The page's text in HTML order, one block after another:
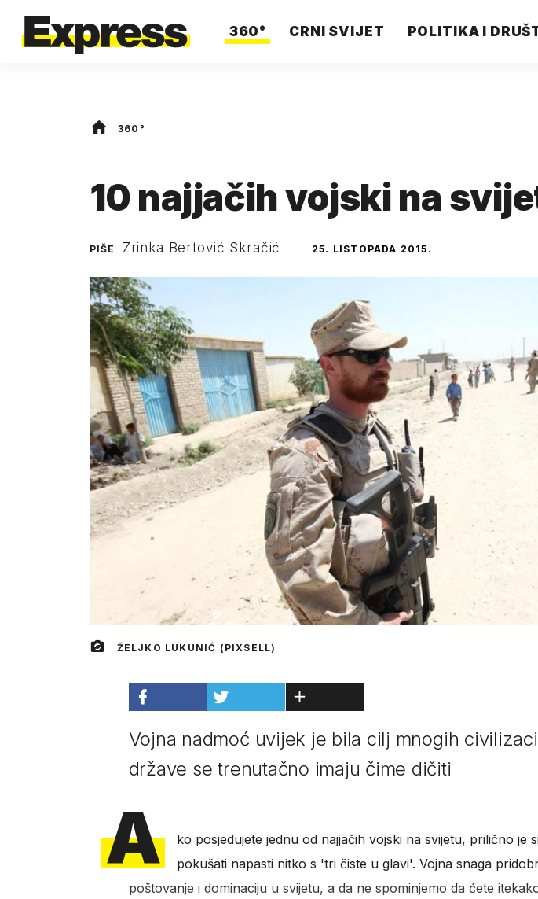
360° CRNI SVIJET POLITIKA I
360°
10 najjačih vojski na
PIŠE Zrinka Bertović Skračić 25. LISTOPADA 2015.
ŽELJKO LUKUNIĆ (PIXSELL)
Vojna nadmoć uvijek je bila cilj mnogih
države se trenutačno imaju čime dičiti
A
ko posjedujete jednu od najjačih vojski na svijetu, prilično je
pokušati napasti nitko s 'tri čiste u glavi'. Vojna snaga
poštovanje i dominaciju u svijetu, a da ne spominjemo da ćete